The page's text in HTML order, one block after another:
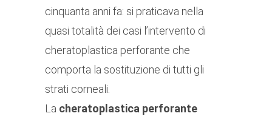
cinquanta anni fa: si praticava nella
quasi totalità dei casi l’intervento di
cheratoplastica perforante che
comporta la sostituzione di tutti gli
strati corneali.
La cheratoplastica perforante